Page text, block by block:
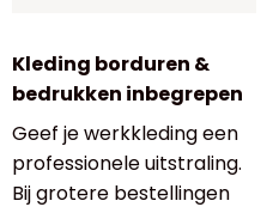
Kleding borduren &
bedrukken inbegrepen
Geef je werkkleding een
professionele uitstraling.
Bij grotere bestellingen